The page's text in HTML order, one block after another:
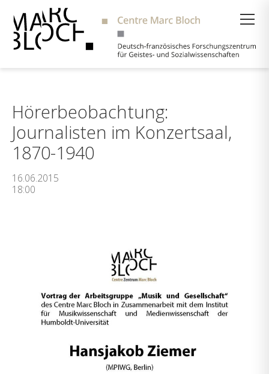
Hörerbeobachtung:
Journalisten im Konzertsaal,
1870-1940
16.06.2015
18:00